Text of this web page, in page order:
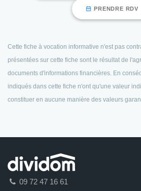
PRENDRE RDV
Cette fiche à vocation informative n'est pas
présentées sur cette fiche sont le résultat de
documents d'informations financières. En
indiqués dans cette fiche n'ont qu'une valeur
constituer en aucune manière des valeurs
09 72 47 16 61